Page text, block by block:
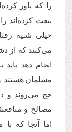
را که باور
بیعت کرده‌اند
خیلی شبیه
می‌کنند که از
انجام دهد
مسلمان هستند و
حج می‌روند و
مصالح و
اما آنجا که